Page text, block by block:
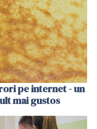
pe internet - un
mai gustos